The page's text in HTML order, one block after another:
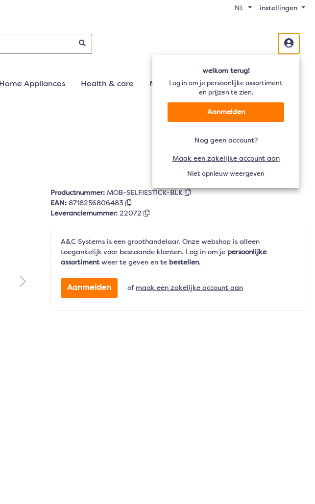
NL instellingen
welkom terug!
Log in om je persoonlijke assortiment
en prijzen te zien.
Aanmelden
Nog geen account?
Maak een zakelijke account aan
Niet opnieuw weergeven
Home Appliances Health & care Mobiliteit Audio TV
Productnummer: MOB-SELFIESTICK-BLK
EAN: 8718256806483
Leveranciernummer: 22072
A&C Systems is een groothandelaar. Onze webshop is alleen
toegankelijk voor bestaande klanten. Log in om je persoonlijke
assortimentweer te geven en te bestellen.
Aanmelden of maak een zakelijke account aan